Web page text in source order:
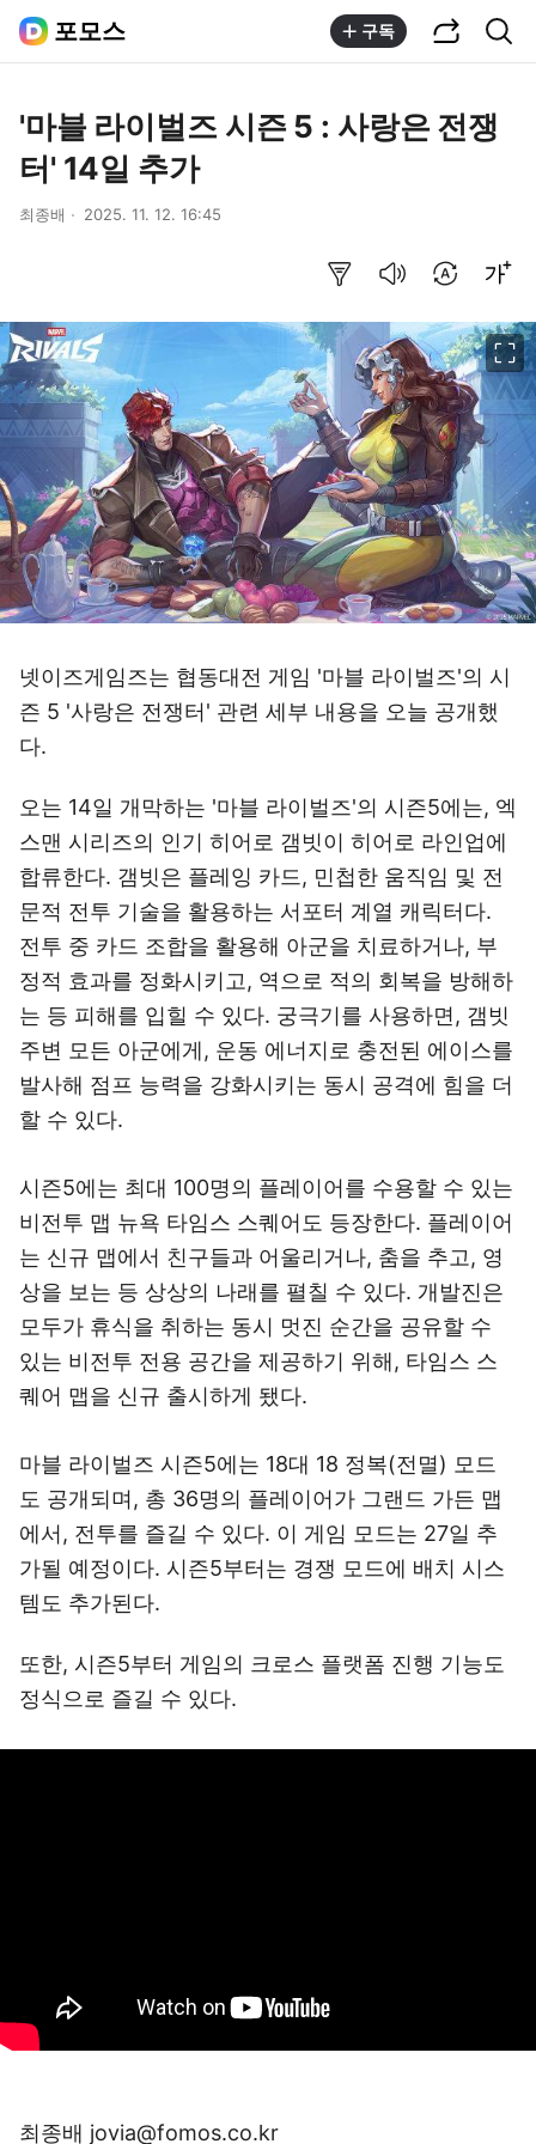
포모스 구독
'마블 라이벌즈 시즌 5 : 사랑은 전쟁
터' 14일 추가
최종배 2025. 11. 12. 16:45
넷이즈게임즈는 협동대전 게임 '마블 라이벌즈'의 시
즌 5 '사랑은 전쟁터' 관련 세부 내용을 오늘 공개했
다.
오는 14일 개막하는 '마블 라이벌즈'의 시즌5에는, 엑
스맨 시리즈의 인기 히어로 갬빗이 히어로 라인업에
합류한다. 갬빗은 플레잉 카드, 민첩한 움직임 및 전
문적 전투 기술을 활용하는 서포터 계열 캐릭터다.
전투 중 카드 조합을 활용해 아군을 치료하거나, 부
정적 효과를 정화시키고, 역으로 적의 회복을 방해하
는 등 피해를 입힐 수 있다. 궁극기를 사용하면, 갬빗
주변 모든 아군에게, 운동 에너지로 충전된 에이스를
발사해 점프 능력을 강화시키는 동시 공격에 힘을 더
할 수 있다.
시즌5에는 최대 100명의 플레이어를 수용할 수 있는
비전투 맵 뉴욕 타임스 스퀘어도 등장한다. 플레이어
는 신규 맵에서 친구들과 어울리거나, 춤을 추고, 영
상을 보는 등 상상의 나래를 펼칠 수 있다. 개발진은
모두가 휴식을 취하는 동시 멋진 순간을 공유할 수
있는 비전투 전용 공간을 제공하기 위해, 타임스 스
퀘어 맵을 신규 출시하게 됐다.
마블 라이벌즈 시즌5에는 18대 18 정복(전멸) 모드
도 공개되며, 총 36명의 플레이어가 그랜드 가든 맵
에서, 전투를 즐길 수 있다. 이 게임 모드는 27일 추
가될 예정이다. 시즌5부터는 경쟁 모드에 배치 시스
템도 추가된다.
또한, 시즌5부터 게임의 크로스 플랫폼 진행 기능도
정식으로 즐길 수 있다.
최종배 jovia@fomos.co.kr